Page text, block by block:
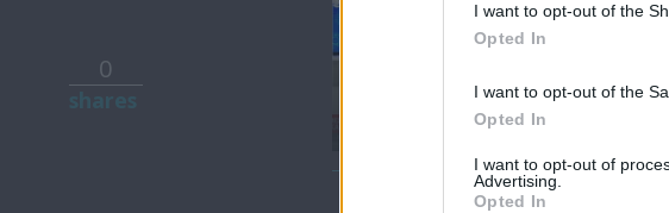
I want to opt-out of the
Opted In
I want to opt-out of the
Opted In
I want to opt-out of
Advertising.
Opted In
0